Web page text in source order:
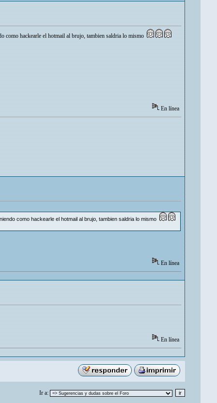
como hackearle el hotmail al brujo, tambien saldria lo mismo
En línea
como hackearle el hotmail al brujo, tambien saldria lo mismo
En línea
En línea
Ir a: